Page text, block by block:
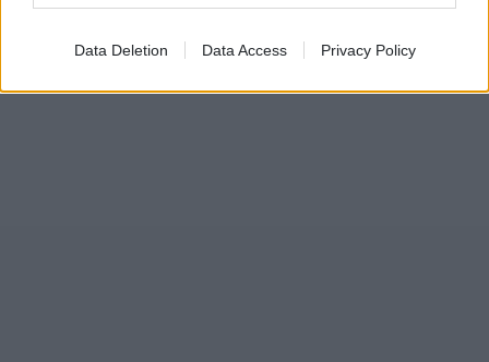
Data Deletion Data Access Privacy Policy